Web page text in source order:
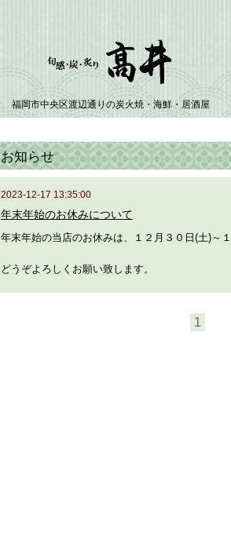
福岡市中央区渡辺通りの炭火焼・海鮮・居酒屋
お知らせ
2023-12-17 13:35:00
年末年始のお休みについて
年末年始の当店のお休みは、１２月３０日(土)～
どうぞよろしくお願い致します。
1